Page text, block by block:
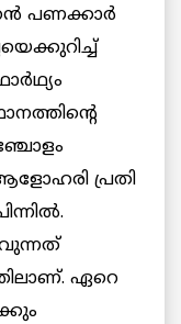
പണക്കാർ
പ്രതി
ഏറെ